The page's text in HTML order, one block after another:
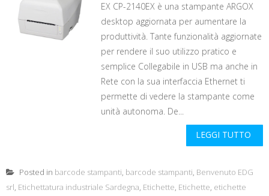
EX CP-2140EX è una stampante ARGOX
desktop aggiornata per aumentare la
produttività. Tante funzionalità aggiornate
per rendere il suo utilizzo pratico e
semplice Collegabile in USB ma anche in
Rete con la sua interfaccia Ethernet ti
permette di vedere la stampante come
unità autonoma. De...
LEGGI TUTTO
Posted in barcode stampanti, barcode stampanti, Benvenuto EDG
srl, Etichettatura industriale Sardegna, Etichette, Etichette, etichette